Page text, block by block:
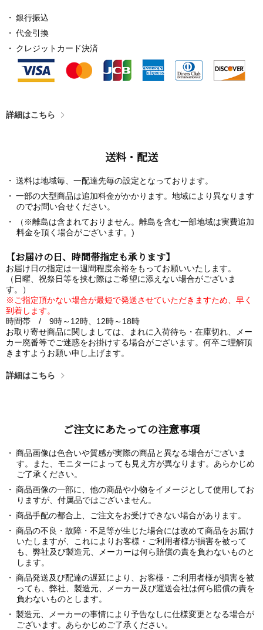
銀行振込
代金引換
クレジットカード決済
詳細はこちら
送料・配送
送料は地域毎、一配達先毎の設定となっております。
一部の大型商品は追加料金がかかります。地域により異なります
のでお問い合せください。
（※離島は含まれておりません。離島を含む一部地域は実費追加
料金を頂く場合がございます。)
【お届けの日、時間帯指定も承ります】
お届け日の指定は一週間程度余裕をもってお願いいたします。
（日曜、祝祭日等を挟む際はご希望に添えない場合がございま
す。）
※ご指定頂かない場合が最短で発送させていただきますため、早く
到着します。
時間帯 / 9時～12時、12時～18時
お取り寄せ商品に関しましては、まれに入荷待ち・在庫切れ、メー
カー廃番等でご迷惑をお掛けする場合がございます。何卒ご理解頂
きますようお願い申し上げます。
詳細はこちら
ご注文にあたっての注意事項
商品画像は色合いや質感が実際の商品と異なる場合がございま
す。また、モニターによっても見え方が異なります。あらかじめ
ご了承ください。
商品画像の一部に、他の商品や小物をイメージとして使用してお
りますが、付属品ではございません。
商品手配の都合上、ご注文をお受けできない場合があります。
商品の不良・故障・不足等が生じた場合には改めて商品をお届け
いたしますが、これによりお客様・ご利用者様が損害を被って
も、弊社及び製造元、メーカーは何ら賠償の責を負わないものと
します。
商品発送及び配達の遅延により、お客様・ご利用者様が損害を被
っても、弊社、製造元、メーカー及び運送会社は何ら賠償の責を
負わないものとします。
製造元、メーカーの事情により予告なしに仕様変更となる場合が
ございます。あらかじめご了承ください。